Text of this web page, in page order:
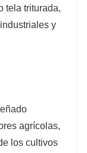
tela triturada,
y
agrícolas,
los cultivos